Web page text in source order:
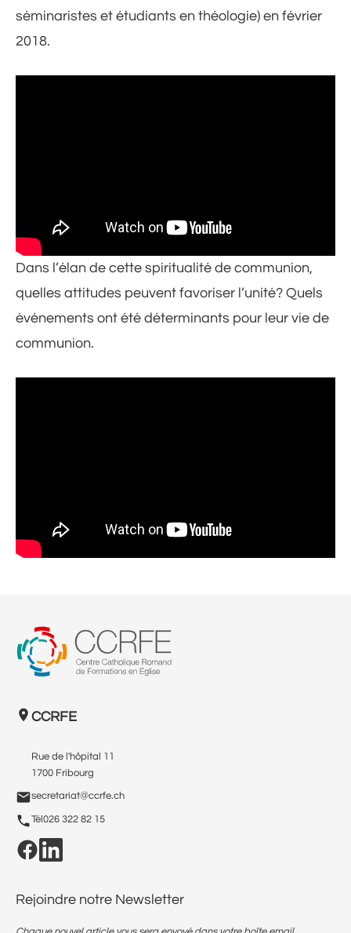
séminaristes et étudiants en théologie) en février
2018.
Dans l’élan de cette spiritualité de communion,
quelles attitudes peuvent favoriser l’unité? Quels
événements ont été déterminants pour leur vie de
communion.
CCRFE
Rue de l'hôpital 11
1700 Fribourg
secretariat@ccrfe.ch
Tél 026 322 82 15
Rejoindre notre Newsletter